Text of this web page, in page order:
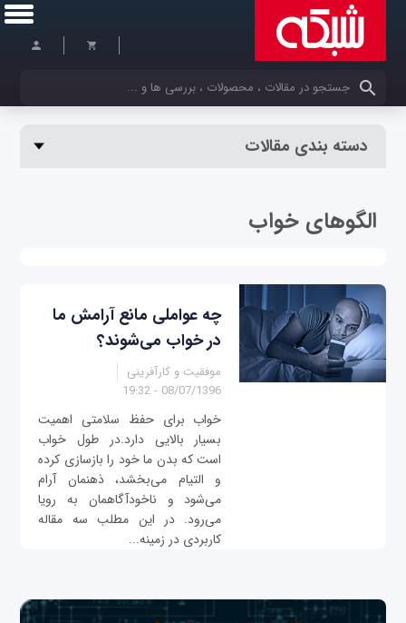
کلمات کلیدی خود را وارد کنید
دسته بندی مقالات
الگوهای خواب
چه عواملی مانع آرامش ما
در خواب می‌شوند؟
موفقیت و کارآفرینی
08/07/1396 - 19:32
خواب برای حفظ سلامتی اهمیت
بسیار بالایی دارد.در طول خواب
است که بدن ما خود را بازسازی کرده
و التیام می‌بخشد، ذهنمان آرام
می‌شود و ناخودآگاهمان به رویا
می‌رود. در این مطلب سه مقاله
کاربردی در زمینه...